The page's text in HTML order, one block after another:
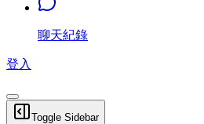
聊天紀錄
登入
Toggle Sidebar